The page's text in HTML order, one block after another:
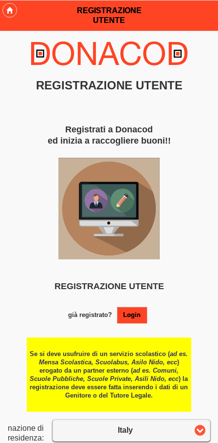
REGISTRAZIONE
UTENTE
REGISTRAZIONE UTENTE
Registrati a Donacod
ed inizia a raccogliere buoni!!
REGISTRAZIONE UTENTE
già registrato? Login
Se si deve usufruire di un servizio scolastico (ad es.
Mensa Scolastica, Scuolabus, Asilo Nido, ecc)
erogato da un partner esterno (ad es. Comuni,
Scuole Pubbliche, Scuole Private, Asili Nido, ecc) la
registrazione deve essere fatta inserendo i dati di un
Genitore o del Tutore Legale.
nazione di
residenza:
Italy